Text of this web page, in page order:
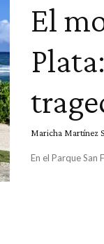
El
Maricha Martínez
En el Parque San